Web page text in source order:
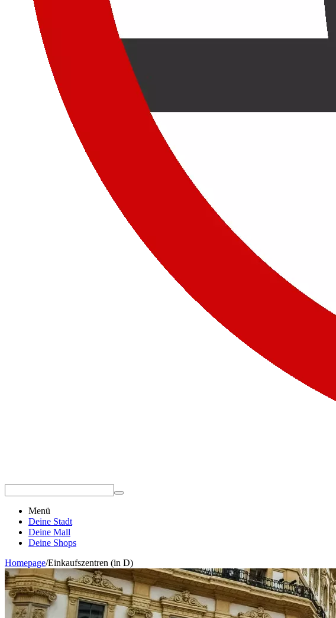
Menü
Deine Stadt
Deine Mall
Deine Shops
Homepage/Einkaufszentren (in D)